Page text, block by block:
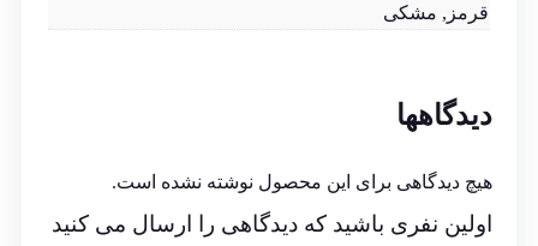
قرمز, مشکی
دیدگاهها
هیچ دیدگاهی برای این محصول نوشته نشده است.
اولین نفری باشید که دیدگاهی را ارسال می کنید